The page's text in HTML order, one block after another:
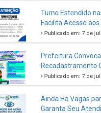
Turno Estendido
Facilita Acesso
Publicado em: 7 de
Prefeitura
Recadastramento
Publicado em: 7 de
Ainda Há Vagas
Garanta Seu